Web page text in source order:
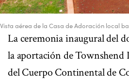
Vista aérea de la Casa de Adoración local
La ceremonia inaugural del
la aportación de
del Cuerpo Continental de